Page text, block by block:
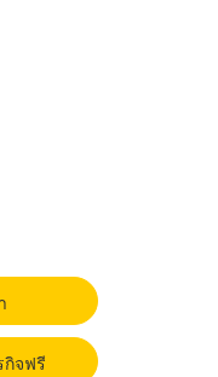
จฟรี